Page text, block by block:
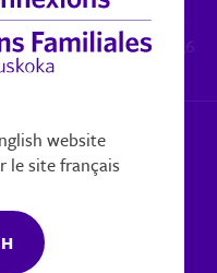
1.800.461.4236 -
1.800.461.4236
un problème
website
le site français